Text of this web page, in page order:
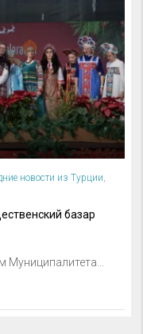
новости из Турции,
базар
Муниципалитета...